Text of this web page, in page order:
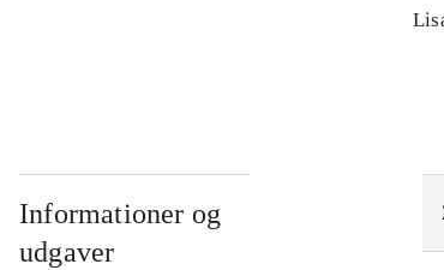
Informationer og
udgaver